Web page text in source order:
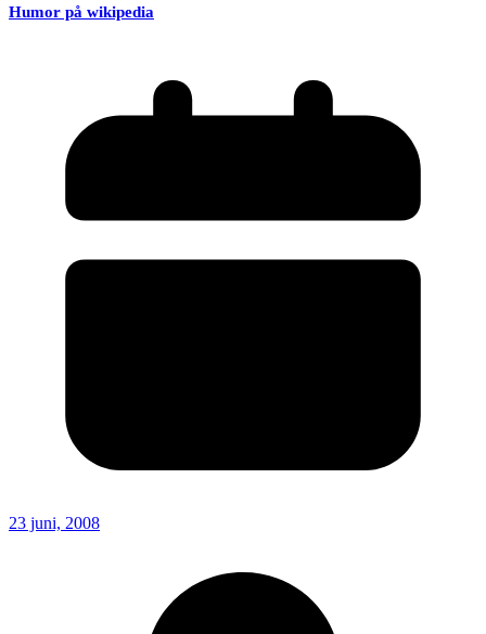
Humor på wikipedia
23 juni, 2008